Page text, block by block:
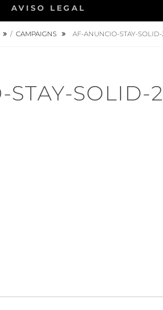
AVISO LEGAL
/ CAMPAIGNS AF-ANUNCIO-STAY-SOLID-
SOLID-